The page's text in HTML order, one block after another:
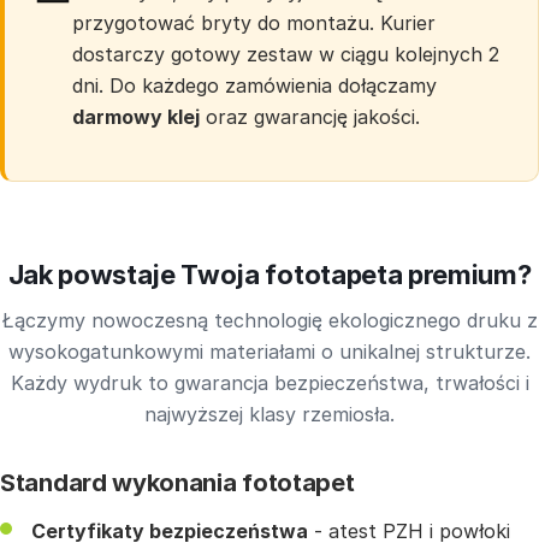
przygotować bryty do montażu. Kurier
dostarczy gotowy zestaw w ciągu kolejnych 2
dni. Do każdego zamówienia dołączamy
darmowy klej oraz gwarancję jakości.
Jak powstaje Twoja fototapeta premium?
Łączymy nowoczesną technologię ekologicznego druku z
wysokogatunkowymi materiałami o unikalnej strukturze.
Każdy wydruk to gwarancja bezpieczeństwa, trwałości i
najwyższej klasy rzemiosła.
Standard wykonania fototapet
Certyfikaty bezpieczeństwa - atest PZH i powłoki